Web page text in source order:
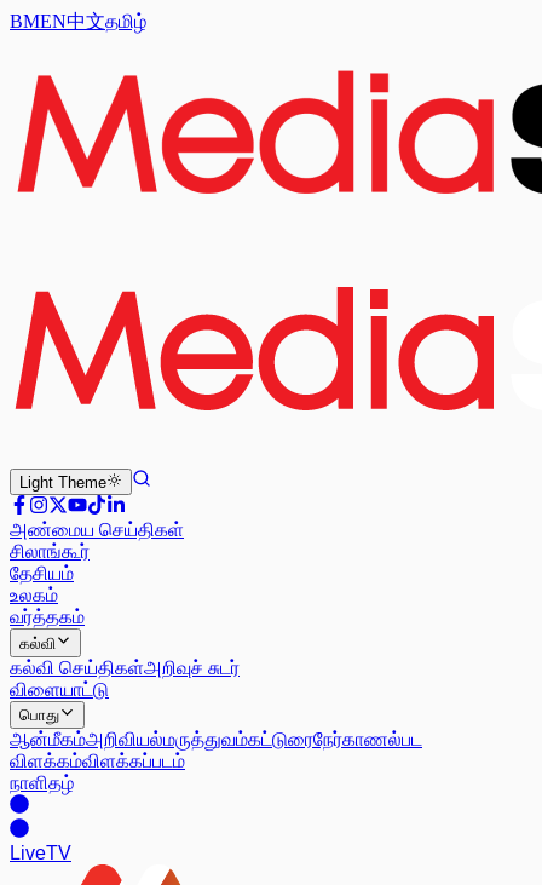
BMEN中文தமிழ்
Light Theme
அண்மைய செய்திகள்
சிலாங்கூர்
தேசியம்
உலகம்
வர்த்தகம்
கல்வி
கல்வி செய்திகள்அறிவுச் சுடர்
விளையாட்டு
பொது
ஆன்மீகம்அறிவியல்மருத்துவம்கட்டுரைநேர்காணல்பட
விளக்கம்விளக்கப்படம்
நாளிதழ்
LiveTV